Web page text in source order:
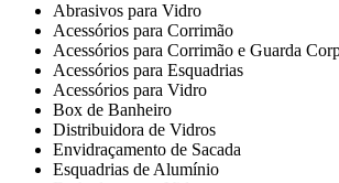
Abrasivos para Vidro
Acessórios para Corrimão
Acessórios para Corrimão e Guarda
Acessórios para Esquadrias
Acessórios para Vidro
Box de Banheiro
Distribuidora de Vidros
Envidraçamento de Sacada
Esquadrias de Alumínio